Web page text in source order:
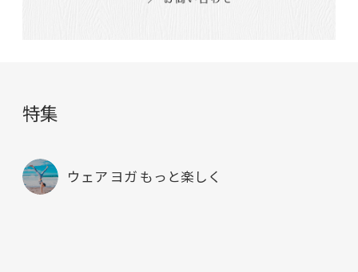
特集
ウェア ヨガ もっと楽しく